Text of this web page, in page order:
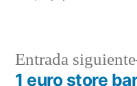
Entrada siguiente
1 euro store